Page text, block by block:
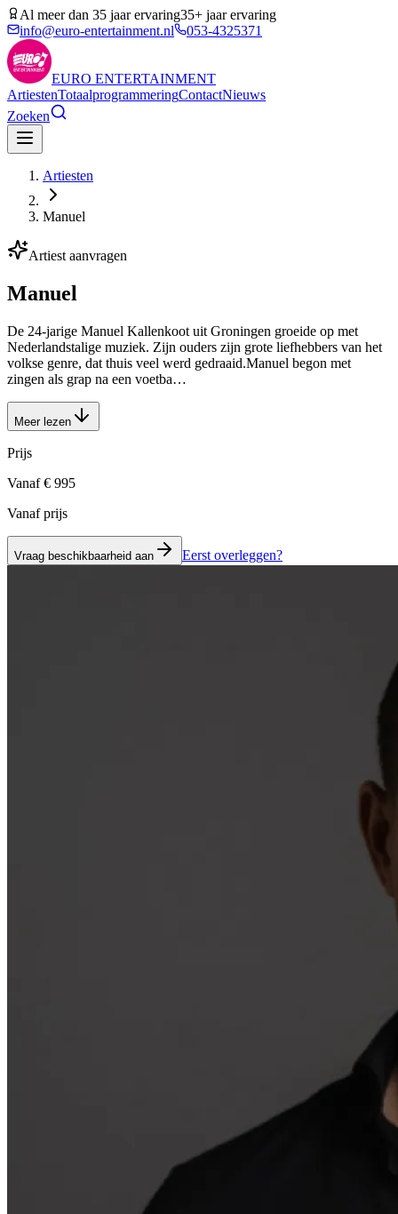
Al meer dan 35 jaar ervaring35+ jaar ervaring
info@euro-entertainment.nl
053-4325371
EURO ENTERTAINMENT
ArtiestenTotaalprogrammeringContactNieuws
Zoeken
Artiesten
Manuel
Artiest aanvragen
Manuel
De 24-jarige Manuel Kallenkoot uit Groningen groeide op met
Nederlandstalige muziek. Zijn ouders zijn grote liefhebbers van het
volkse genre, dat thuis veel werd gedraaid.Manuel begon met
zingen als grap na een voetba…
Meer lezen
Prijs
Vanaf € 995
Vanaf prijs
Vraag beschikbaarheid aan Eerst overleggen?